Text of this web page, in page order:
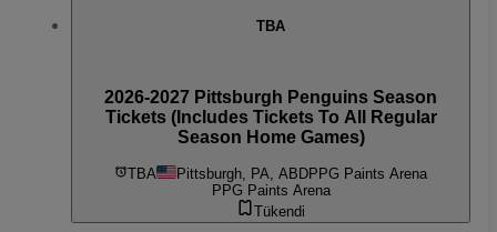
TBA
2026-2027 Pittsburgh Penguins Season
Tickets (Includes Tickets To All Regular
Season Home Games)
TBA Pittsburgh, PA, ABDPPG Paints Arena
PPG Paints Arena
Tükendi